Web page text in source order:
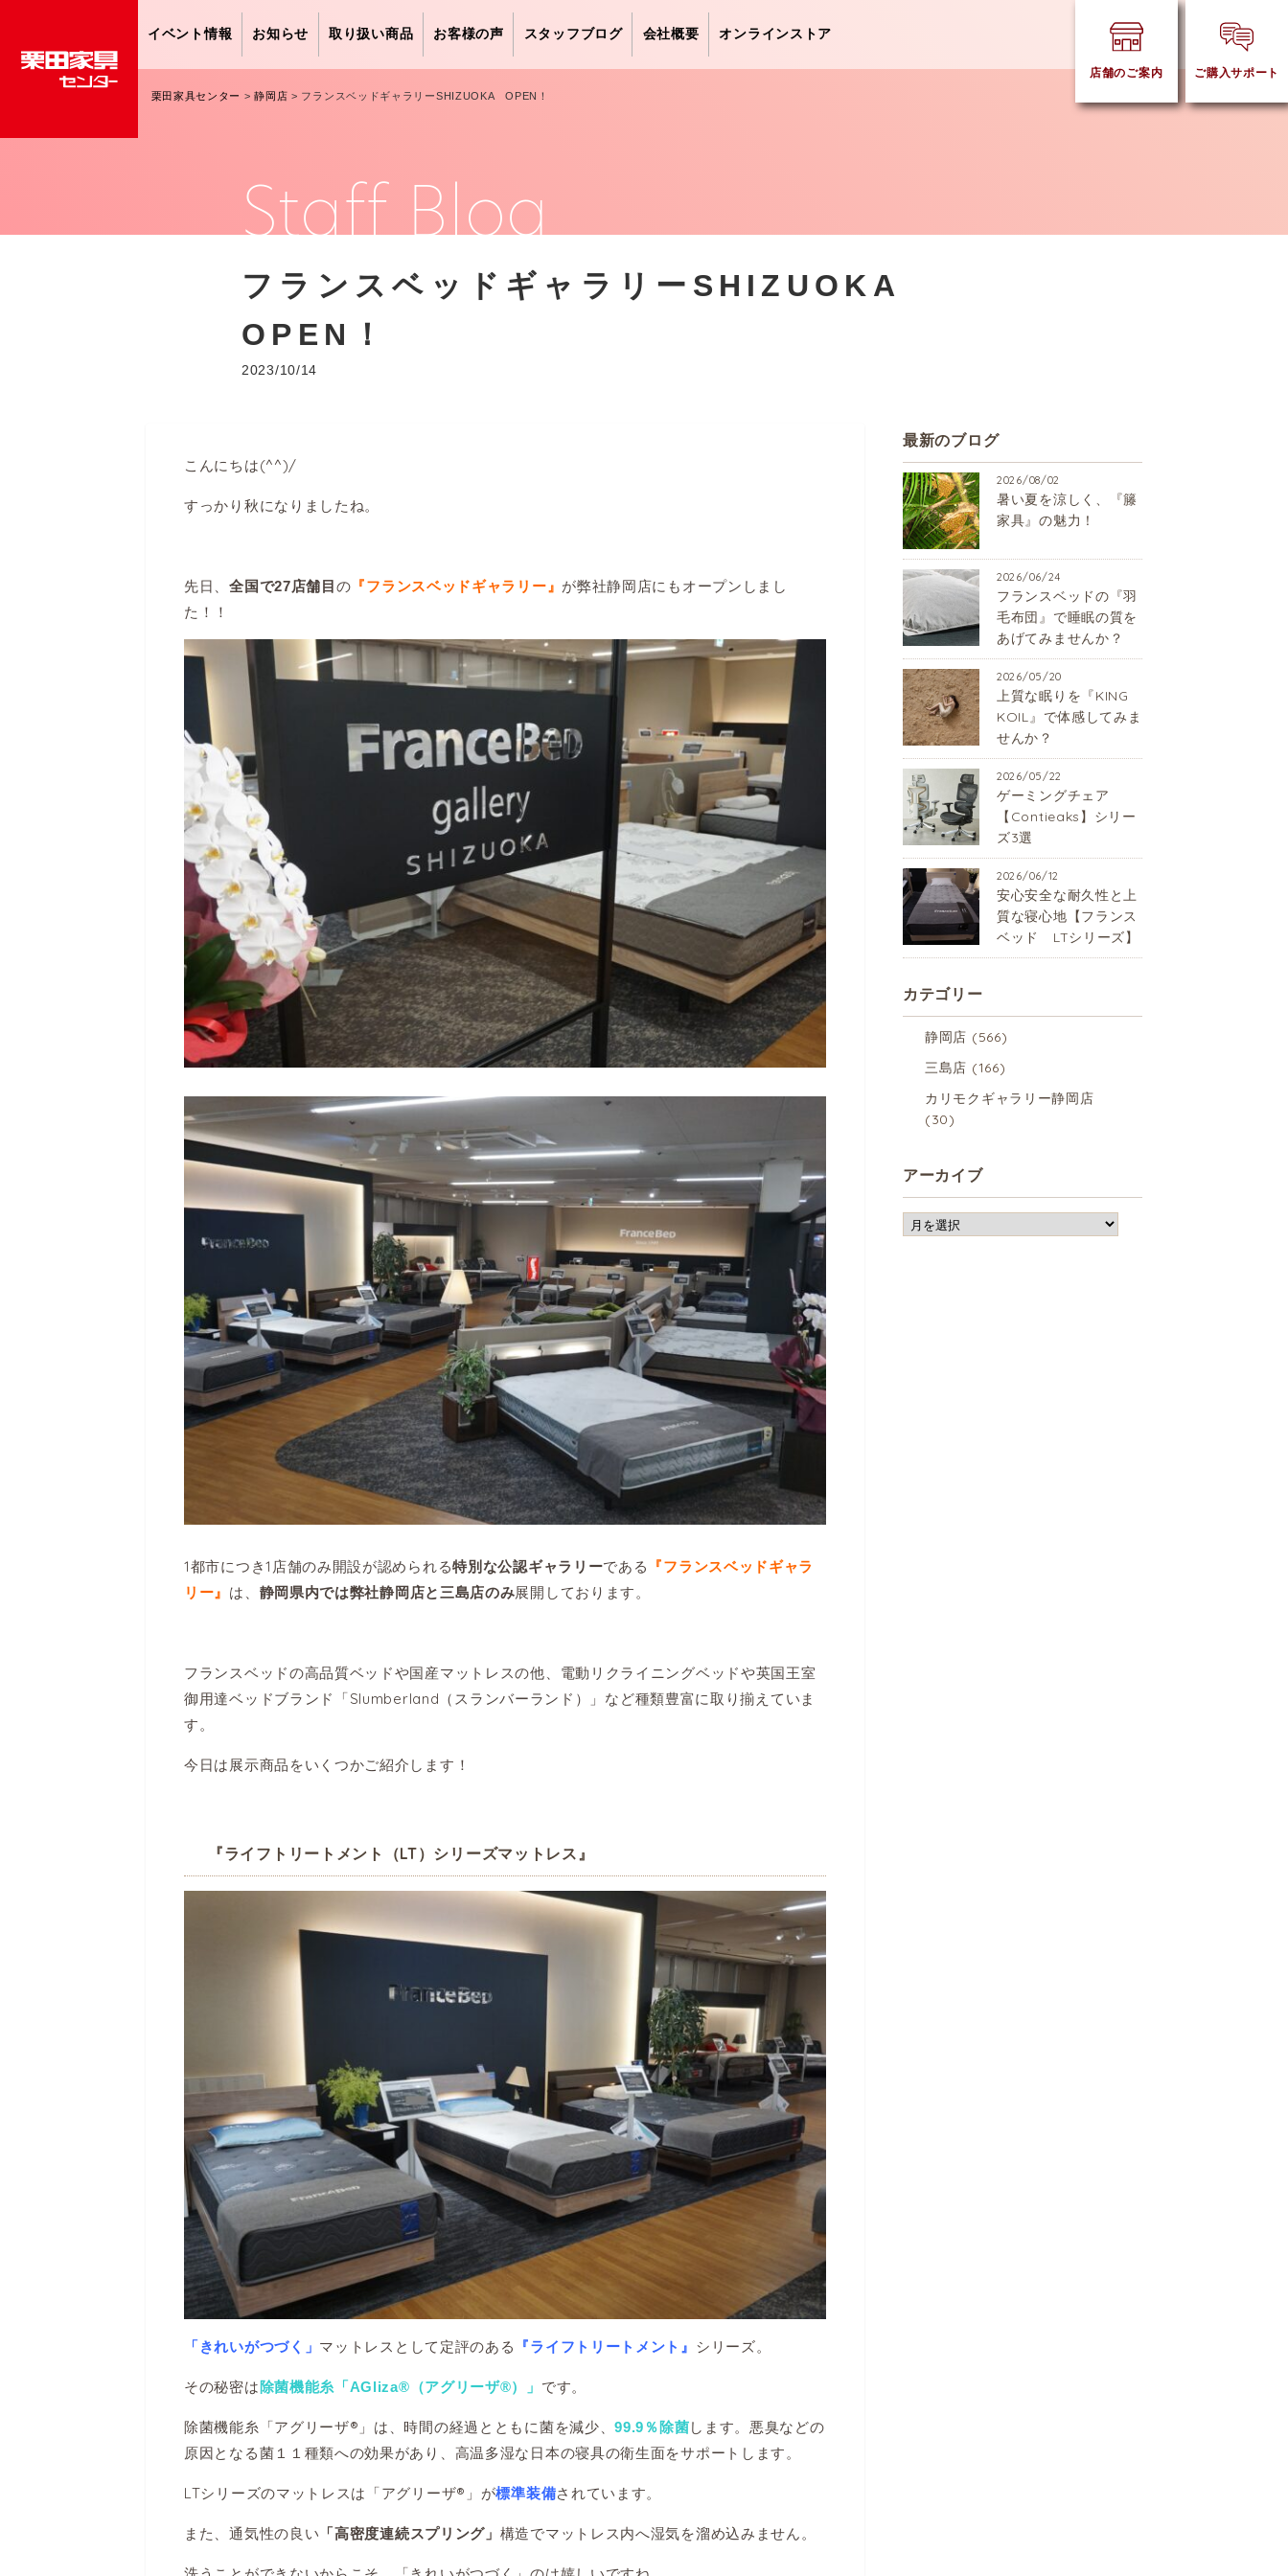
イベント情報 お知らせ 取り扱い商品 お客様の声 スタッフブログ 会社概要 オンラインストア
店舗のご案内 ご購入サポート
栗田家具センター >静岡店 > フランスベッドギャラリーSHIZUOKA OPEN！
Staff Blog
フランスベッドギャラリーSHIZUOKA
OPEN！
2023/10/14
こんにちは(^^)/
すっかり秋になりましたね。
先日、全国で27店舗目 の 『フランスベッドギャラリー』 が弊社静岡店にもオープンしまし
た！！
1都市につき1店舗のみ開設が認められる特別な公認ギャラリーである
『フランスベッドギャラ
リー』 は、 静岡県内では弊社静岡店と三島店のみ展開しております。
フランスベッドの高品質ベッドや国産マットレスの他、電動リクライニングベッドや英国王室
御用達ベッドブランド「Slumberland（スランバーランド）」など種類豊富に取り揃えていま
す。
今日は展示商品をいくつかご紹介します！
『ライフトリートメント（LT）シリーズマットレス』
「きれいがつづく」 マットレスとして定評のある 『ライフトリートメント』 シリーズ。
その秘密は 除菌機能糸「AGliza®（アグリーザ®）」 です。
除菌機能糸「アグリーザ®」は、時間の経過とともに菌を減少、99.9％除菌します。悪臭などの
原因となる菌１１種類への効果があり、高温多湿な日本の寝具の衛生面をサポートします。
LTシリーズのマットレスは「アグリーザ®」が標準装備されています。
また、通気性の良い 「高密度連続スプリング」 構造でマットレス内へ湿気を溜め込みません。
最新のブログ
2026/08/02
暑い夏を涼しく、『籐
家具』の魅力！
2026/06/24
フランスベッドの『羽
毛布団』で睡眠の質を
あげてみませんか？
2026/05/20
上質な眠りを『KING
KOIL』で体感してみま
せんか？
2026/05/22
ゲーミングチェア
【Contieaks】シリー
ズ3選
2026/06/12
安心安全な耐久性と上
質な寝心地【フランス
ベッド LTシリーズ】
カテゴリー
静岡店 (566)
三島店 (166)
カリモクギャラリー静岡店
(30)
アーカイブ